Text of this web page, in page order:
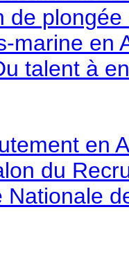
de
marine en
talent à
en
du
Nationale